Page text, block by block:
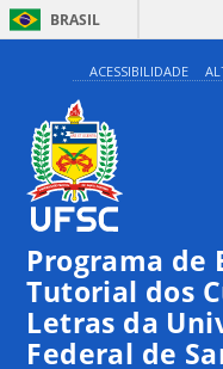
BRASIL
ACESSIBILIDADE
Programa de
Tutorial dos
Letras da
Federal de